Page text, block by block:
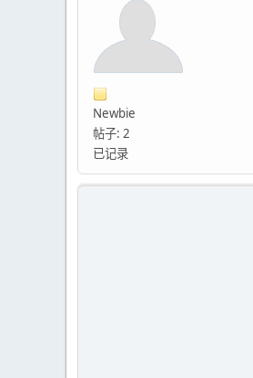
Newbie
帖子: 2
已记录